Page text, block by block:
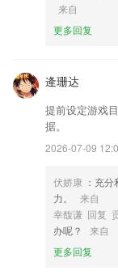
6,轻巧时尚
V体育最新登录
2.帮助家长更好的掌
3.实现真正意义上的
好的软硬件整体解决方
4.在客户管理的功能
5.公务员考试随身学
库、视频、直播、答疑
6.学习者在练习之后
来自
更多回复
逄珊达
提前设定游戏
据。
2026-07-09
伏娇康 ：充
力。
来自
幸馥谦 回复
办呢？
来自
更多回复